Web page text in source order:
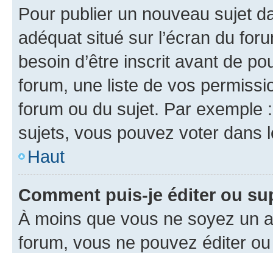
Pour publier un nouveau sujet
adéquat situé sur l’écran du
besoin d’être inscrit avant de
forum, une liste de vos
forum ou du sujet. Par exemple
sujets, vous pouvez voter dans
Haut
Comment puis-je éditer ou
À moins que vous ne soyez un
forum, vous ne pouvez éditer